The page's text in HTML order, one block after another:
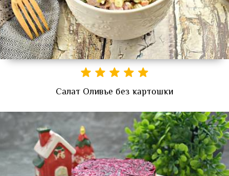
Салат Оливье без картошки